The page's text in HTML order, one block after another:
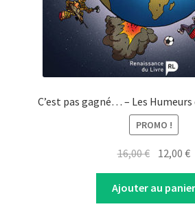
C’est pas gagné… – Les Humeurs
PROMO !
16,00€ Original
was:
16,00 €.
12,00€
is:
Ajouter au panier